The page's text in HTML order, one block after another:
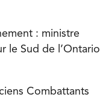
: ministre
le Sud de l’Ontario
Combattants